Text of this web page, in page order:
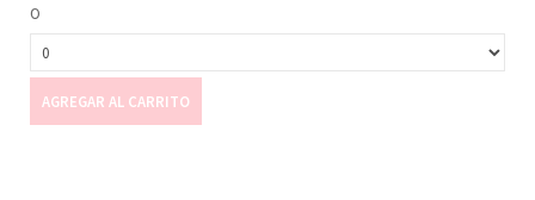
0
AGREGAR AL CARRITO